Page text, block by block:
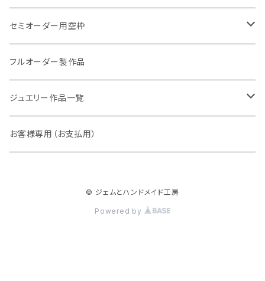
Shirlry（シアリー）
パライバトルマリン
アレキサンドライト
パパラチアサファイア
グランディエディエライト
セミオーダー用空枠
リング
ラウンド
オーバル
ネックレス・ペンダント
ラウンド
ピアス
フルオーダー製作品
ジュエリー作品一覧
リング
お客様専用（お支払用）
© ジェムとハンドメイド工房
Powered by